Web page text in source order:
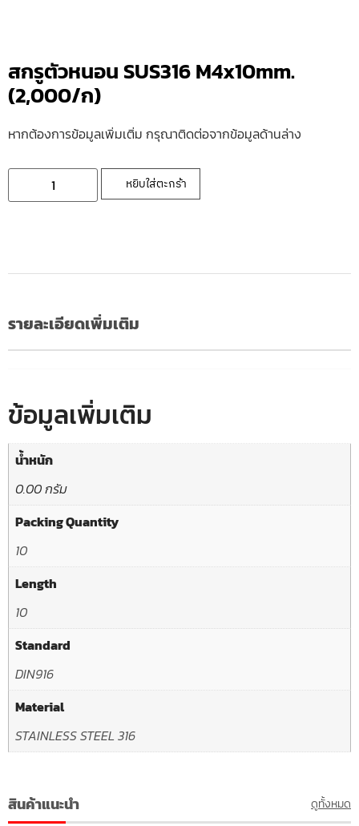
สกรูตัวหนอน SUS316 M4x10mm.
(2,000/ก)
หากต้องการข้อมูลเพิ่มเติ่ม กรุณาติดต่อจากข้อมูลด้านล่าง
หยิบใส่ตะกร้า
รายละเอียดเพิ่มเติม
ข้อมูลเพิ่มเติม
น้ำหนัก
0.00 กรัม
Packing Quantity
10
Length
10
Standard
DIN916
Material
STAINLESS STEEL 316
สินค้าแนะนำ ดูทั้งหมด